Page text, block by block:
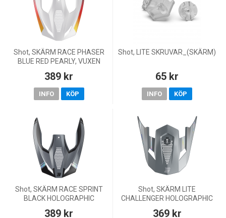
Shot, SKÄRM RACE PHASER
BLUE RED PEARLY, VUXEN
389 kr
INFO KÖP
Shot, LITE SKRUVAR_(SKÄRM)
65 kr
INFO KÖP
Shot, SKÄRM RACE SPRINT
BLACK HOLOGRAPHIC
389 kr
Shot, SKÄRM LITE
CHALLENGER HOLOGRAPHIC
369 kr